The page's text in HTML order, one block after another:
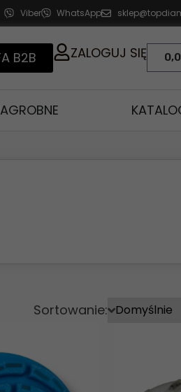
Viber WhatsApp
B2B ZALOGUJ SIĘ
Sortowanie: